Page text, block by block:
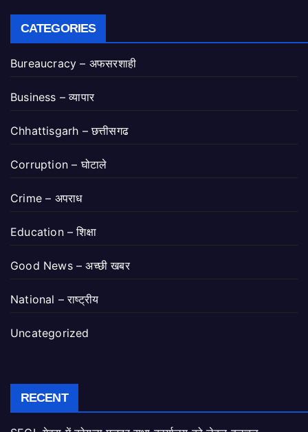
CATEGORIES
Bureaucracy – अफसरशाही
Business – व्यापार
Chhattisgarh – छत्तीसगढ
Corruption – घोटाले
Crime – अपराध
Education – शिक्षा
Good News – अच्छी खबर
National – राष्ट्रीय
Uncategorized
RECENT